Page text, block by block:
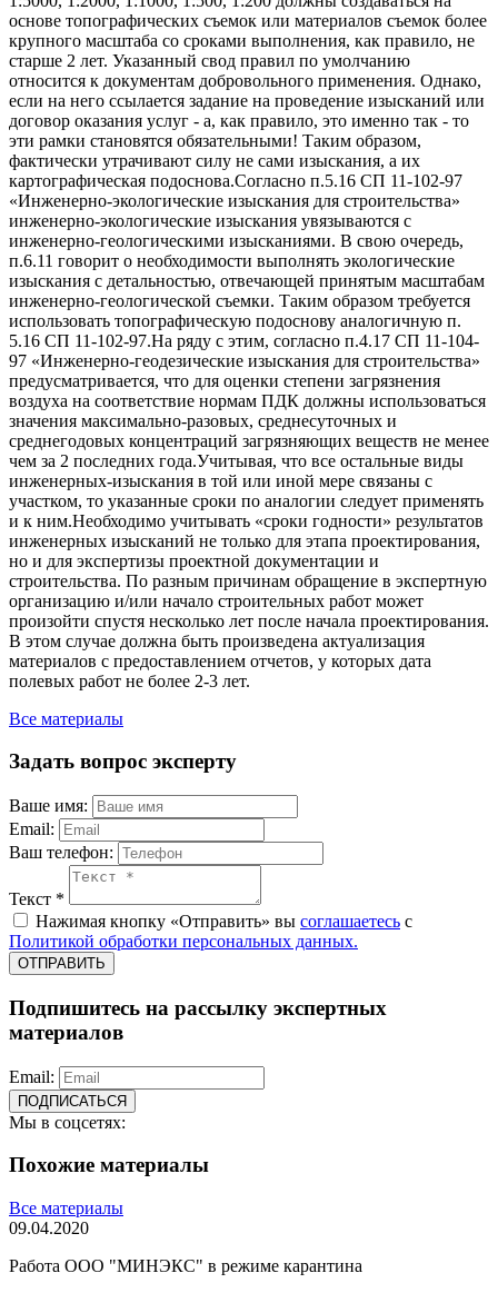
основе топографических съемок или материалов съемок более
крупного масштаба со сроками выполнения, как правило, не
старше 2 лет. Указанный свод правил по умолчанию
относится к документам добровольного применения. Однако,
если на него ссылается задание на проведение изысканий или
договор оказания услуг - а, как правило, это именно так - то
эти рамки становятся обязательными! Таким образом,
фактически утрачивают силу не сами изыскания, а их
картографическая подоснова.Согласно п.5.16 СП 11-102-97
«Инженерно-экологические изыскания для строительства»
инженерно-экологические изыскания увязываются с
инженерно-геологическими изысканиями. В свою очередь,
п.6.11 говорит о необходимости выполнять экологические
изыскания с детальностью, отвечающей принятым масштабам
инженерно-геологической съемки. Таким образом требуется
использовать топографическую подоснову аналогичную п.
5.16 СП 11-102-97.На ряду с этим, согласно п.4.17 СП 11-104-
97 «Инженерно-геодезические изыскания для строительства»
предусматривается, что для оценки степени загрязнения
воздуха на соответствие нормам ПДК должны использоваться
значения максимально-разовых, среднесуточных и
среднегодовых концентраций загрязняющих веществ не менее
чем за 2 последних года.Учитывая, что все остальные виды
инженерных-изыскания в той или иной мере связаны с
участком, то указанные сроки по аналогии следует применять
и к ним.Необходимо учитывать «сроки годности» результатов
инженерных изысканий не только для этапа проектирования,
но и для экспертизы проектной документации и
строительства. По разным причинам обращение в экспертную
организацию и/или начало строительных работ может
произойти спустя несколько лет после начала проектирования.
В этом случае должна быть произведена актуализация
материалов с предоставлением отчетов, у которых дата
полевых работ не более 2-3 лет.
Все материалы
Задать вопрос эксперту
Ваше имя:
Email:
Ваш телефон:
Текст *
Нажимая кнопку «Отправить» вы соглашаетесь с
Политикой обработки персональных данных.
ОТПРАВИТЬ
Подпишитесь на рассылку экспертных
материалов
Email:
ПОДПИСАТЬСЯ
Мы в соцсетях:
Похожие материалы
Все материалы
09.04.2020
Работа ООО "МИНЭКС" в режиме карантина